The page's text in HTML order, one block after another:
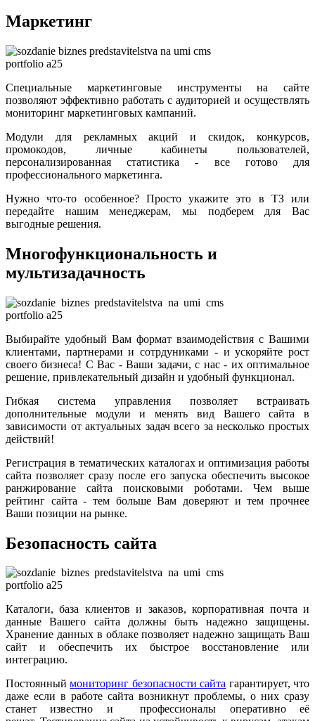
Маркетинг
Специальные маркетинговые инструменты на сайте
позволяют эффективно работать с аудиторией и осуществлять
мониторинг маркетинговых кампаний.
Модули для рекламных акций и скидок, конкурсов,
промокодов, личные кабинеты пользователей,
персонализированная статистика - все готово для
профессионального маркетинга.
Нужно что-то особенное? Просто укажите это в ТЗ или
передайте нашим менеджерам, мы подберем для Вас
выгодные решения.
Многофункциональность и
мультизадачность
Выбирайте удобный Вам формат взаимодействия с Вашими
клиентами, партнерами и сотрдуниками - и ускоряйте рост
своего бизнеса! С Вас - Ваши задачи, с нас - их оптимальное
решение, привлекательный дизайн и удобный функционал.
Гибкая система управления позволяет встраивать
дополнительные модули и менять вид Вашего сайта в
зависимости от актуальных задач всего за несколько простых
действий!
Регистрация в тематических каталогах и оптимизация работы
сайта позволяет сразу после его запуска обеспечить высокое
ранжирование сайта поисковыми роботами. Чем выше
рейтинг сайта - тем больше Вам доверяют и тем прочнее
Ваши позиции на рынке.
Безопасность сайта
Каталоги, база клиентов и заказов, корпоративная почта и
данные Вашего сайта должны быть надежно защищены.
Хранение данных в облаке позволяет надежно защищать Ваш
сайт и обеспечить их быстрое восстановление или
интеграцию.
Постоянныймониторинг безопасности сайта гарантирует, что
даже если в работе сайта возникнут проблемы, о них сразу
станет известно и
профессионалы оперативно её